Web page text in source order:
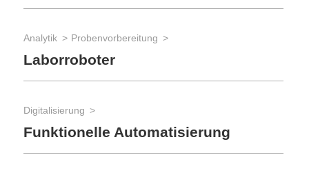
Analytik Probenvorbereitung
Laborroboter
Digitalisierung
Funktionelle Automatisierung